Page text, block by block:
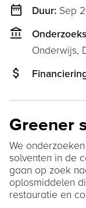
date_range Duur: Sep
account_balance
Onderwijs,
attach_money
Greener
We
solventen in de
gaan op zoek
oplosmiddelen
restauratie en